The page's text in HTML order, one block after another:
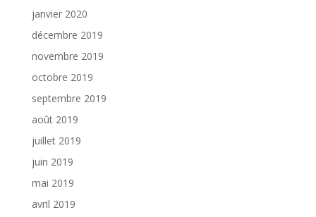
janvier 2020
décembre 2019
novembre 2019
octobre 2019
septembre 2019
août 2019
juillet 2019
juin 2019
mai 2019
avril 2019